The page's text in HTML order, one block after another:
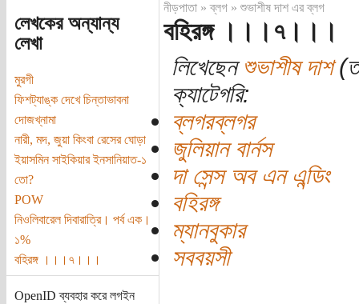
লেখকের অন্যান্য
লেখা
মুরগী
ফিশট্যাঙ্ক দেখে চিন্তাভাবনা
দোজখ্‌নামা
নারী, মদ, জুয়া কিংবা রেসের ঘোড়া
ইয়াসমিন সাইকিয়ার ইনসানিয়াত-১
তো?
POW
নিওলিবারেল দিবারাত্রি। পর্ব এক।
১%
বহিরঙ্গ ।।।৭।।।
OpenID ব্যবহার করে লগইন
নীড়পাতা»ব্লগ» শুভাশীষ দাশ এর ব্লগ
বহিরঙ্গ ।।।৭।।।
লিখেছেনশুভাশীষ দাশ
ক্যাটেগরি:
ব্লগরব্লগর
জুলিয়ান বার্নস
দা সেন্স অব এন এন্ডিং
বহিরঙ্গ
ম্যানবুকার
সববয়সী